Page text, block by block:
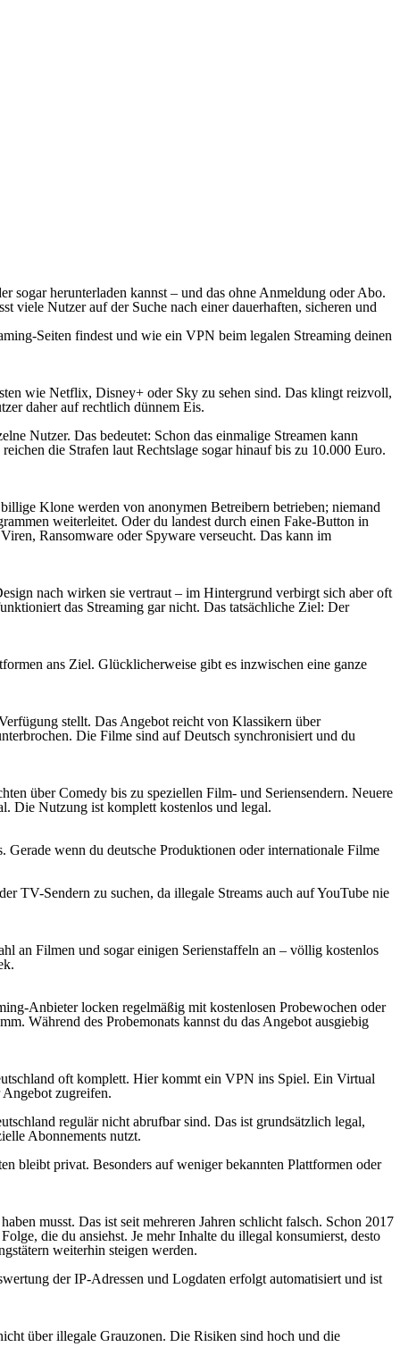
sogar herunterladen kannst – und das ohne Anmeldung oder Abo.
viele Nutzer auf der Suche nach einer dauerhaften, sicheren und
Seiten findest und wie ein VPN beim legalen Streaming deinen
wie Netflix, Disney+ oder Sky zu sehen sind. Das klingt reizvoll,
daher auf rechtlich dünnem Eis.
Nutzer. Das bedeutet: Schon das einmalige Streamen kann
die Strafen laut Rechtslage sogar hinauf bis zu 10.000 Euro.
Klone werden von anonymen Betreibern betrieben; niemand
weiterleitet. Oder du landest durch einen Fake-Button in
Ransomware oder Spyware verseucht. Das kann im
nach wirken sie vertraut – im Hintergrund verbirgt sich aber oft
das Streaming gar nicht. Das tatsächliche Ziel: Der
ans Ziel. Glücklicherweise gibt es inzwischen eine ganze
stellt. Das Angebot reicht von Klassikern über
Die Filme sind auf Deutsch synchronisiert und du
über Comedy bis zu speziellen Film- und Seriensendern. Neuere
Die Nutzung ist komplett kostenlos und legal.
wenn du deutsche Produktionen oder internationale Filme
TV-Sendern zu suchen, da illegale Streams auch auf YouTube nie
an Filmen und sogar einigen Serienstaffeln an – völlig kostenlos
Anbieter locken regelmäßig mit kostenlosen Probewochen oder
Während des Probemonats kannst du das Angebot ausgiebig
oft komplett. Hier kommt ein VPN ins Spiel. Ein Virtual
zugreifen.
regulär nicht abrufbar sind. Das ist grundsätzlich legal,
Abonnements nutzt.
bleibt privat. Besonders auf weniger bekannten Plattformen oder
musst. Das ist seit mehreren Jahren schlicht falsch. Schon 2017
die du ansiehst. Je mehr Inhalte du illegal konsumierst, desto
weiterhin steigen werden.
der IP-Adressen und Logdaten erfolgt automatisiert und ist
über illegale Grauzonen. Die Risiken sind hoch und die